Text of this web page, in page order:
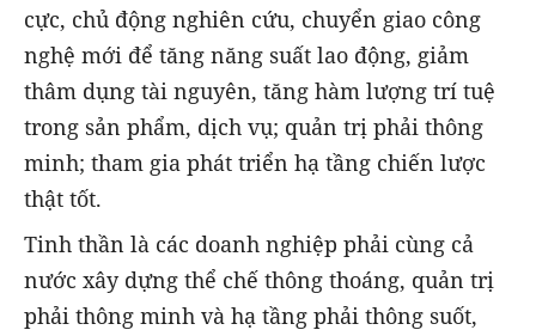
cực, chủ động nghiên cứu, chuyển giao công
nghệ mới để tăng năng suất lao động, giảm
thâm dụng tài nguyên, tăng hàm lượng trí tuệ
trong sản phẩm, dịch vụ; quản trị phải thông
minh; tham gia phát triển hạ tầng chiến lược
thật tốt.
Tinh thần là các doanh nghiệp phải cùng cả
nước xây dựng thể chế thông thoáng, quản trị
phải thông minh và hạ tầng phải thông suốt,